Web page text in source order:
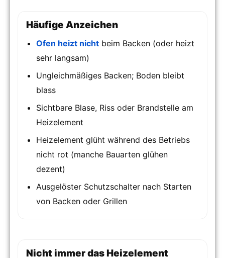
Häufige Anzeichen
Ofen heizt nicht beim Backen (oder heizt
sehr langsam)
Ungleichmäßiges Backen; Boden bleibt
blass
Sichtbare Blase, Riss oder Brandstelle am
Heizelement
Heizelement glüht während des Betriebs
nicht rot (manche Bauarten glühen
dezent)
Ausgelöster Schutzschalter nach Starten
von Backen oder Grillen
Nicht immer das Heizelement